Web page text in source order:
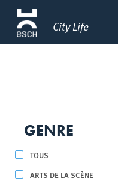
City Life
GENRE
TOUS
ARTS DE LA SCÈNE